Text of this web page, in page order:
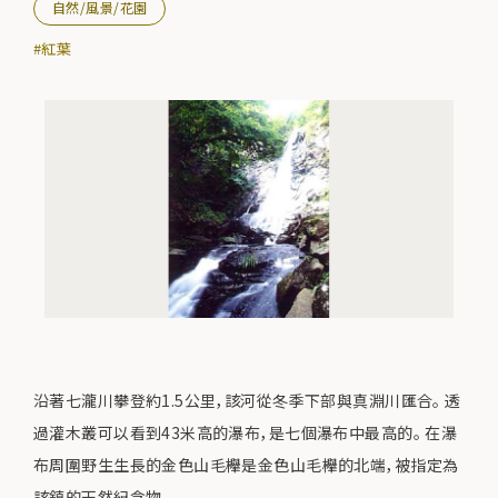
自然/風景/花園
#紅葉
沿著七瀧川攀登約1.5公里，該河從冬季下部與真淵川匯合。 透
過灌木叢可以看到43米高的瀑布，是七個瀑布中最高的。 在瀑
布周圍野生生長的金色山毛櫸是金色山毛櫸的北端，被指定為